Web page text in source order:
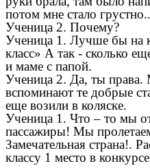
потом мне стало
Ученица 2. Почему?
Ученица 1. Лучше бы на
класс» А так - сколько
и маме с папой.
Ученица 2. Да, ты права.
вспоминают те добрые
еще возили в коляске.
Ученица 1. Что – то мы
пассажиры! Мы
Замечательная страна!.
классу 1 место в